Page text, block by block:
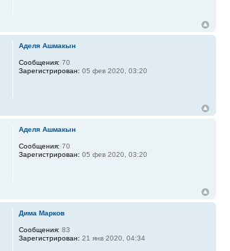
Аделя Ашмакын
Сообщения: 70
Зарегистрирован: 05 фев 2020, 03:20
Аделя Ашмакын
Сообщения: 70
Зарегистрирован: 05 фев 2020, 03:20
Дима Марков
Сообщения: 83
Зарегистрирован: 21 янв 2020, 04:34